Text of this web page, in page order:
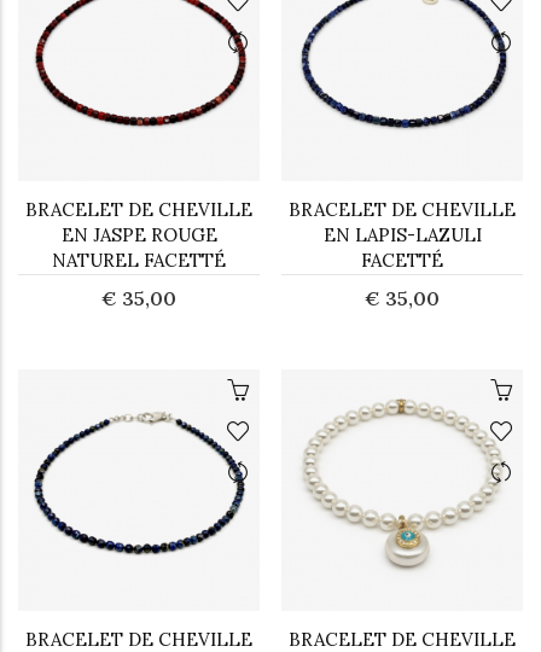
BRACELET DE CHEVILLE
EN JASPE ROUGE
NATUREL FACETTÉ
€ 35,00
BRACELET DE CHEVILLE
EN LAPIS-LAZULI
FACETTÉ
€ 35,00
BRACELET DE CHEVILLE
BRACELET DE CHEVILLE